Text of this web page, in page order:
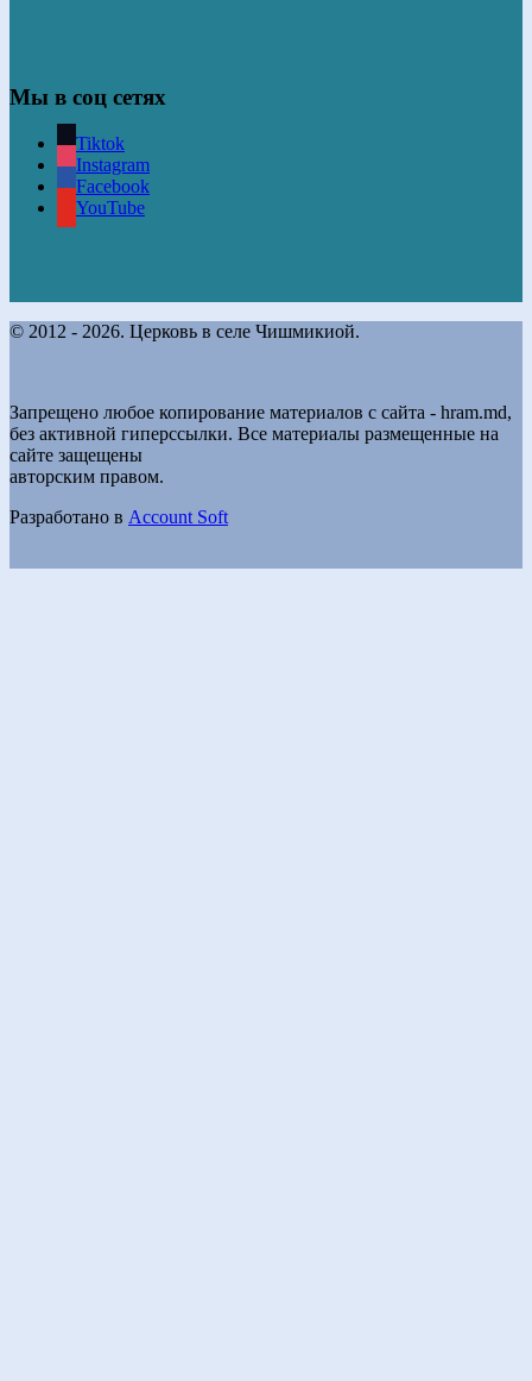
Мы в соц сетях
Tiktok
Instagram
Facebook
YouTube
© 2012 - 2026. Церковь в селе Чишмикиой.
Запрещено любое копирование материалов с сайта - hram.md,
без активной гиперссылки. Все материалы размещенные на
сайте защещены
авторским правом.
Разработано в Account Soft